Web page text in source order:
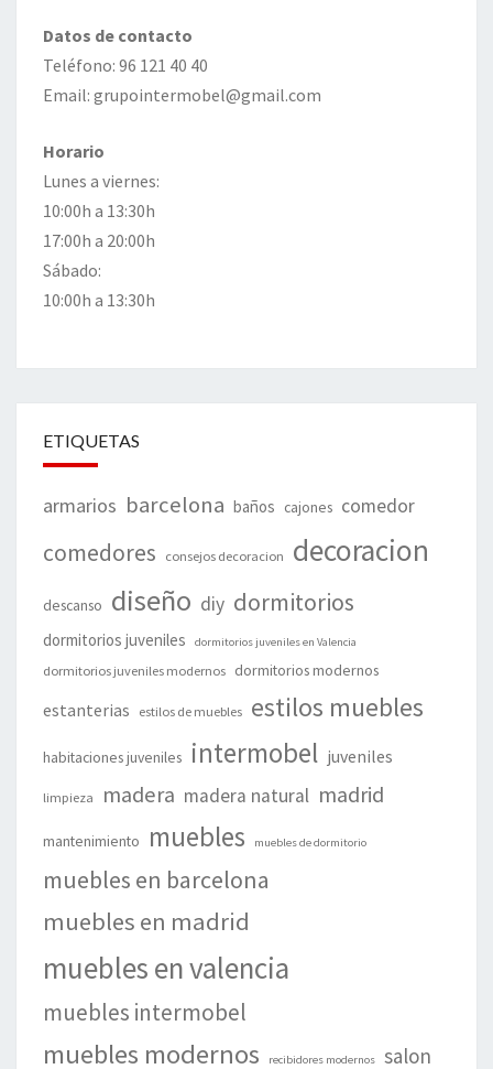
Datos de contacto
Teléfono: 96 121 40 40
Email: grupointermobel@gmail.com
Horario
Lunes a viernes:
10:00h a 13:30h
17:00h a 20:00h
Sábado:
10:00h a 13:30h
ETIQUETAS
armarios barcelona baños cajones comedor
comedores consejos decoracion decoracion
descanso diseño diy dormitorios
dormitorios juveniles dormitorios juveniles en Valencia
dormitorios juveniles modernos dormitorios modernos
estanterias estilos de muebles estilos muebles
habitaciones juveniles intermobel juveniles
limpieza madera madera natural madrid
mantenimiento muebles muebles de dormitorio
muebles en barcelona
muebles en madrid
muebles en valencia
muebles intermobel
muebles modernos recibidores modernos salon